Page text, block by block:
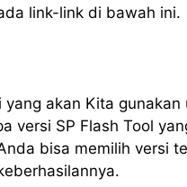
link-link di bawah ini.
yang akan Kita gunakan
versi SP Flash Tool
bisa memilih versi